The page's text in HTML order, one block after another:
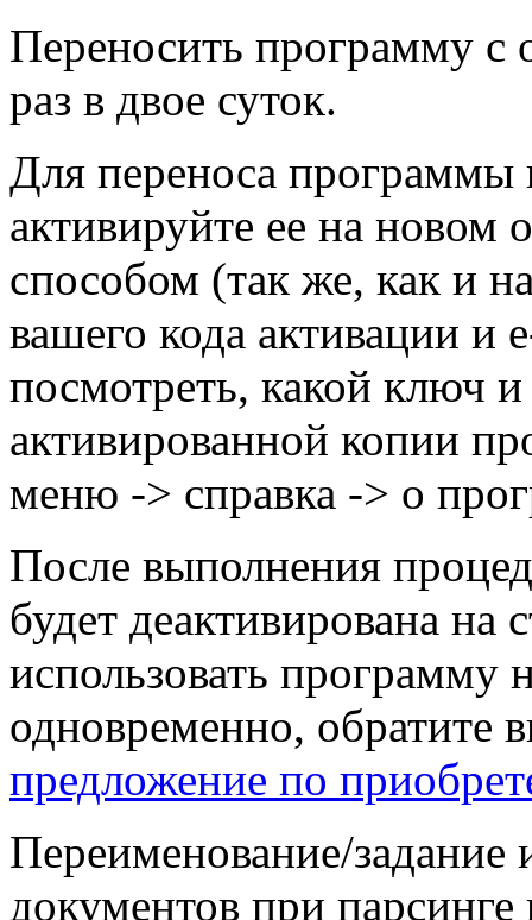
Переносить программу
раз в двое суток.
Для переноса
активируйте ее на
способом (так же, как и
вашего кода активации и
посмотреть, какой ключ и
активированной копии
меню -> справка -> о
После выполнения
будет деактивирована на
использовать программу
одновременно, обратите
предложение по
Переименование/
документов при